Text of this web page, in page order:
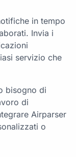
in tempo
Invia i
servizio che
bisogno di
di
Airparser
o